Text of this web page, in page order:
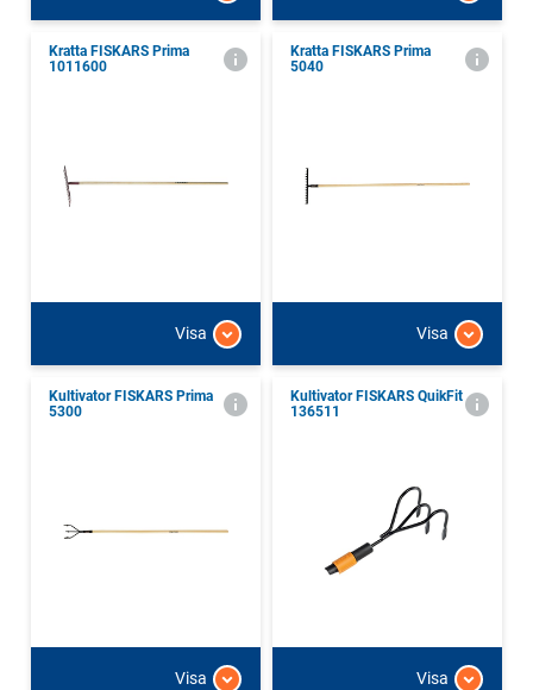
Kratta FISKARS Prima
1011600
Visa
Kratta FISKARS Prima
5040
Visa
Kultivator FISKARS Prima
5300
Visa
Kultivator FISKARS QuikFit
136511
Visa